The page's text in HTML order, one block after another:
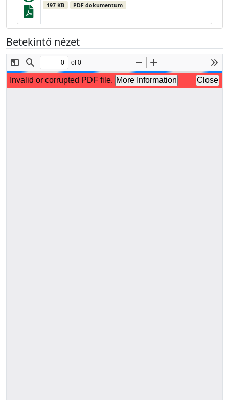
197 KB PDF dokumentum
Betekintő nézet